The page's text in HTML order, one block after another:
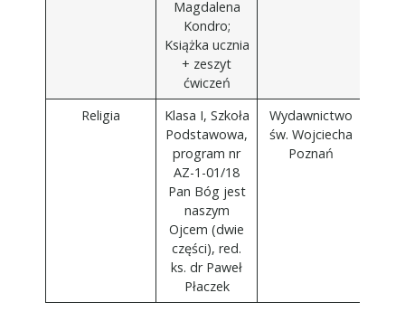
Magdalena
Kondro;
Książka ucznia
+ zeszyt
ćwiczeń
Religia
Klasa I, Szkoła
Podstawowa,
program nr
AZ-1-01/18
Pan Bóg jest
naszym
Ojcem (dwie
części), red.
ks. dr Paweł
Płaczek
Wydawnictwo
św. Wojciecha
Poznań